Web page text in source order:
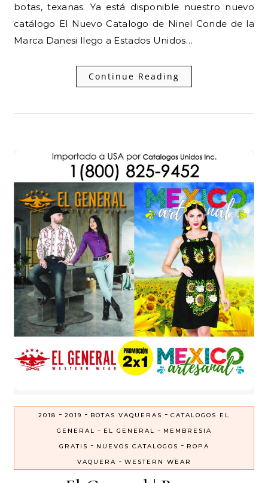
botas, texanas. Ya está disponible nuestro nuevo
catálogo El Nuevo Catalogo de Ninel Conde de la
Marca Danesi llego a Estados Unidos…
Continue Reading
2018 - 2019 - BOTAS VAQUERAS - CATALOGOS EL
GENERAL - EL GENERAL - MEMBRESIA
GRATIS - NUEVOS CATALOGOS - ROPA
VAQUERA - WESTERN WEAR